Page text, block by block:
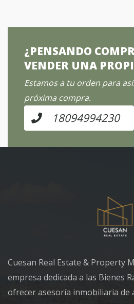
¿PENSANDO
VENDER UNA
Estamos a tu orden para
próxima compra.
18094994230
Cuesan Real Estate & Property
empresa dedicada a las Bienes
ofrecer asesoría inmobiliaria de